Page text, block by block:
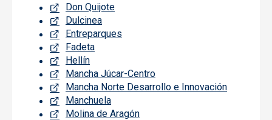
Don Quijote
Dulcinea
Entreparques
Fadeta
Hellín
Mancha Júcar-Centro
Mancha Norte Desarrollo e Innovación
Manchuela
Molina de Aragón